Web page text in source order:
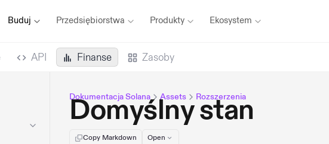
Buduj Przedsiębiorstwa Produkty Ekosystem
API Finanse Zasoby
Dokumentacja Solana Assets Rozszerzenia
Domyślny stan
Copy Markdown Open